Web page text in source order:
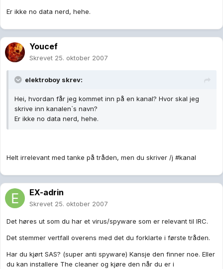
Er ikke no data nerd, hehe.
Youcef
Skrevet 25. oktober 2007
elektroboy skrev:
Hei, hvordan får jeg kommet inn på en kanal? Hvor skal jeg
skrive inn kanalen`s navn?
Er ikke no data nerd, hehe.
Helt irrelevant med tanke på tråden, men du skriver /j #kanal
EX-adrin
Skrevet 25. oktober 2007
Det høres ut som du har et virus/spyware som er relevant til IRC.
Det stemmer vertfall overens med det du forklarte i første tråden.
Har du kjørt SAS? (super anti spyware) Kansje den finner noe. Eller
du kan installere The cleaner og kjøre den når du er i